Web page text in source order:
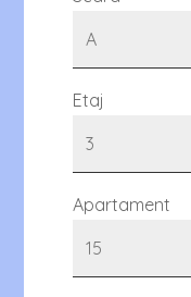
Etaj
Apartament